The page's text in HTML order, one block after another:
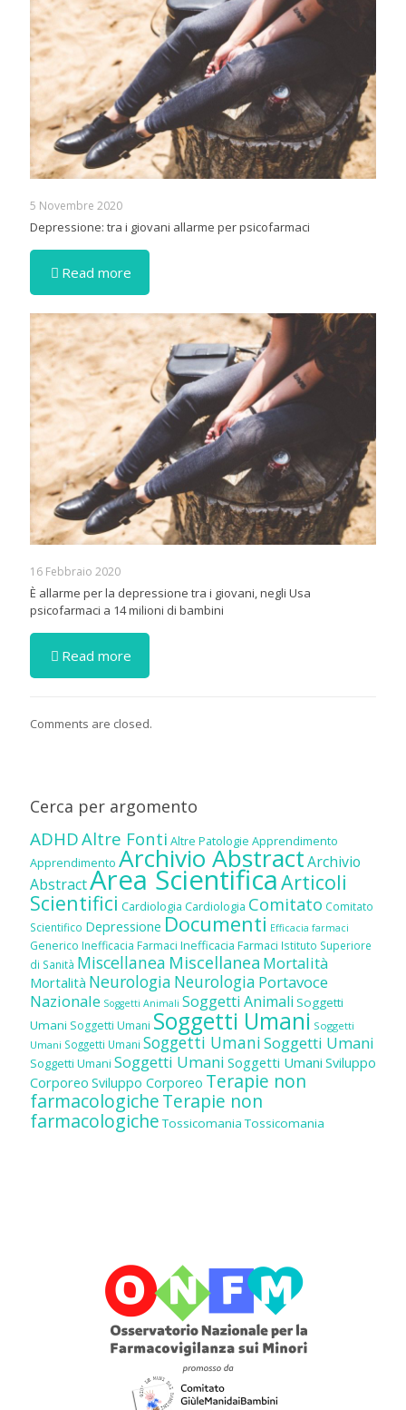
5 Novembre 2020
Depressione: tra i giovani allarme per psicofarmaci
Read more
16 Febbraio 2020
È allarme per la depressione tra i giovani, negli Usa
psicofarmaci a 14 milioni di bambini
Read more
Comments are closed.
Cerca per argomento
ADHDAltre Fonti Altre Patologie Apprendimento
Apprendimento Archivio AbstractArchivio
AbstractArea ScientificaArticoli
Scientifici Cardiologia Cardiologia Comitato Comitato
Scientifico Depressione Documenti Efficacia farmaci
Generico Inefficacia Farmaci Inefficacia Farmaci Istituto Superiore
di Sanità Miscellanea Miscellanea Mortalità
Mortalità Neurologia Neurologia Portavoce
Nazionale Soggetti Animali Soggetti Animali Soggetti
Umani Soggetti Umani Soggetti Umani Soggetti
Umani Soggetti Umani Soggetti UmaniSoggetti Umani
Soggetti Umani Soggetti Umani Soggetti Umani Sviluppo
Corporeo Sviluppo Corporeo Terapie non
farmacologicheTerapie non
farmacologiche Tossicomania Tossicomania